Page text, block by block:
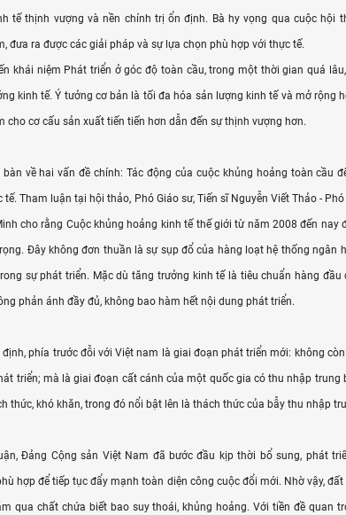
tế thịnh vượng và nền chính trị ổn định. Bà hy vọng qua cuộc hội
đưa ra được các giải pháp và sự lựa chọn phù hợp với thực tế.
khái niệm Phát triển ở góc độ toàn cầu, trong một thời gian quá
kinh tế. Ý tưởng cơ bản là tối đa hóa sản lượng kinh tế và mở rộng
cho cơ cấu sản xuất tiến tiến hơn dẫn đến sự thịnh vượng hơn.
về hai vấn đề chính: Tác động của cuộc khủng hoảng toàn cầu
Tham luận tại hội thảo, Phó Giáo sư, Tiến sĩ Nguyễn Viết Thảo -
cho rằng Cuộc khủng hoảng kinh tế thế giới từ năm 2008 đến nay
Đây không đơn thuần là sự sụp đổ của hàng loạt hệ thống ngân
sự phát triển. Mặc dù tăng trưởng kinh tế là tiêu chuẩn hàng
phản ánh đầy đủ, không bao hàm hết nội dung phát triển.
định, phía trước đỗi với Việt nam là giai đoạn phát triển mới: không
triển; mà là giai đoạn cất cánh của một quốc gia có thu nhập trung
thức, khó khăn, trong đó nổi bật lên là thách thức của bẫy thu nhập
Đảng Cộng sản Việt Nam đã bước đầu kịp thời bổ sung, phát
hợp để tiếp tục đẩy mạnh toàn diện công cuộc đổi mới. Nhờ vậy,
qua chất chứa biết bao suy thoái, khủng hoảng. Với tiền đề quan